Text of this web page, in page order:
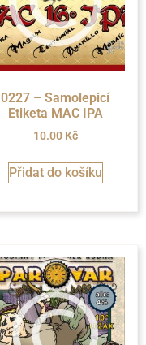
0227 – Samolepicí
Etiketa MAC IPA
10.00 Kč
Přidat do košíku